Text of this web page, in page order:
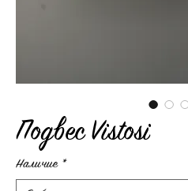
Подвес Vistosi
Наличие *